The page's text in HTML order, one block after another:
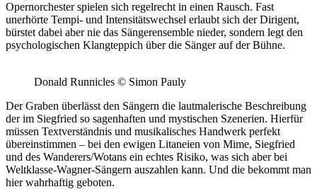
Opernorchester spielen sich regelrecht in einen Rausch. Fast
unerhörte Tempi- und Intensitätswechsel erlaubt sich der Dirigent,
bürstet dabei aber nie das Sängerensemble nieder, sondern legt den
psychologischen Klangteppich über die Sänger auf der Bühne.
Donald Runnicles © Simon Pauly
Der Graben überlässt den Sängern die lautmalerische Beschreibung
der im Siegfried so sagenhaften und mystischen Szenerien. Hierfür
müssen Textverständnis und musikalisches Handwerk perfekt
übereinstimmen – bei den ewigen Litaneien von Mime, Siegfried
und des Wanderers/Wotans ein echtes Risiko, was sich aber bei
Weltklasse-Wagner-Sängern auszahlen kann. Und die bekommt man
hier wahrhaftig geboten.